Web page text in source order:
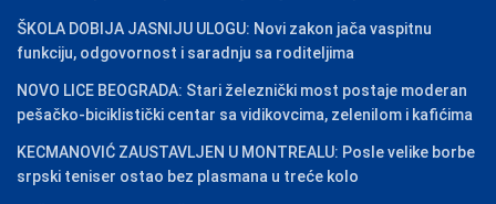
ŠKOLA DOBIJA JASNIJU ULOGU: Novi zakon jača vaspitnu
funkciju, odgovornost i saradnju sa roditeljima
NOVO LICE BEOGRADA: Stari železnički most postaje moderan
pešačko-biciklistički centar sa vidikovcima, zelenilom i kafićima
KECMANOVIĆ ZAUSTAVLJEN U MONTREALU: Posle velike borbe
srpski teniser ostao bez plasmana u treće kolo